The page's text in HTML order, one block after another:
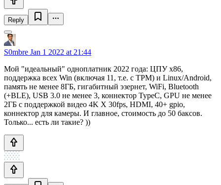
Reply
S0mbre Jan 1 2022 at 21:44
Мой "идеальный" одноплатник 2022 года: ЦПУ x86,
поддержка всех Win (включая 11, т.е. с TPM) и Linux/Android,
память не менее 8ГБ, гигабитный эзернет, WiFi, Bluetooth
(+BLE), USB 3.0 не менее 3, коннектор TypeC, GPU не менее
2ГБ с поддержкой видео 4K X 30fps, HDMI, 40+ gpio,
коннектор для камеры. И главное, стоимость до 50 баксов.
Только... есть ли такие? ))